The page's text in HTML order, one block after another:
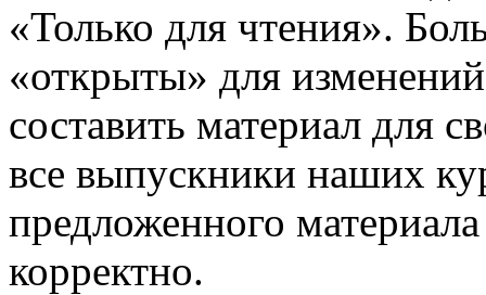
«Только для чтения».
«открыты» для
составить материал для
все выпускники наших
предложенного
корректно.